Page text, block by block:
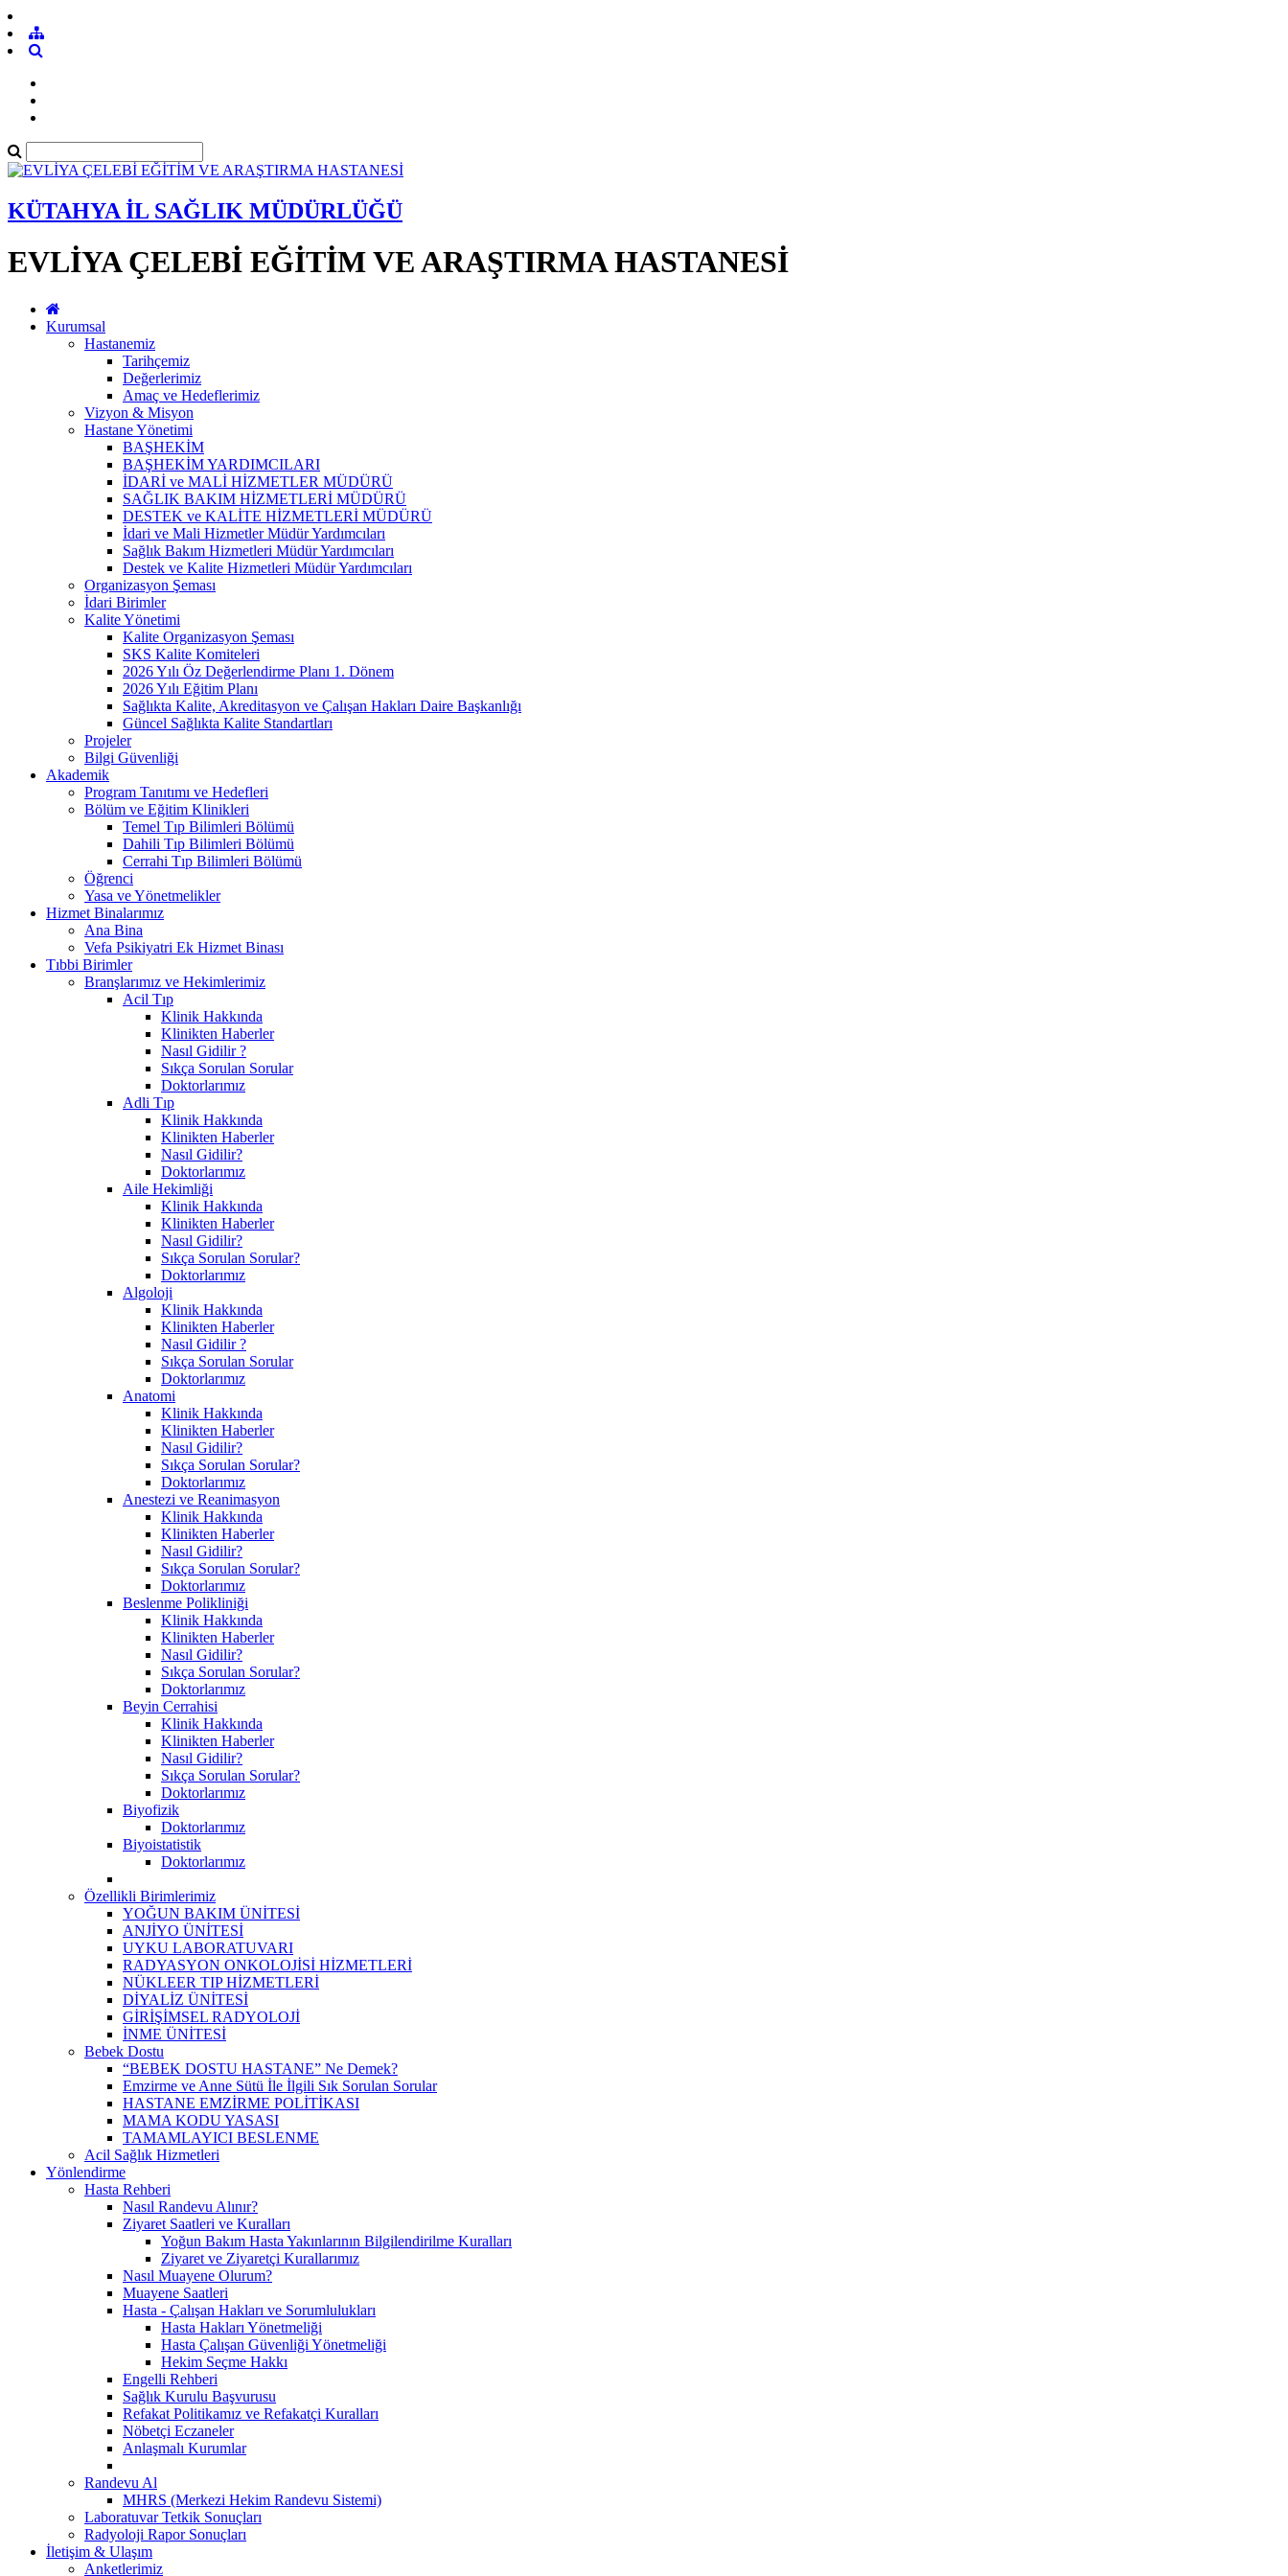
KÜTAHYA İL SAĞLIK MÜDÜRLÜĞÜ
EVLİYA ÇELEBİ EĞİTİM VE ARAŞTIRMA HASTANESİ
Kurumsal
Hastanemiz
Tarihçemiz
Değerlerimiz
Amaç ve Hedeflerimiz
Vizyon & Misyon
Hastane Yönetimi
BAŞHEKİM
BAŞHEKİM YARDIMCILARI
İDARİ ve MALİ HİZMETLER MÜDÜRÜ
SAĞLIK BAKIM HİZMETLERİ MÜDÜRÜ
DESTEK ve KALİTE HİZMETLERİ MÜDÜRÜ
İdari ve Mali Hizmetler Müdür Yardımcıları
Sağlık Bakım Hizmetleri Müdür Yardımcıları
Destek ve Kalite Hizmetleri Müdür Yardımcıları
Organizasyon Şeması
İdari Birimler
Kalite Yönetimi
Kalite Organizasyon Şeması
SKS Kalite Komiteleri
2026 Yılı Öz Değerlendirme Planı 1. Dönem
2026 Yılı Eğitim Planı
Sağlıkta Kalite, Akreditasyon ve Çalışan Hakları Daire Başkanlığı
Güncel Sağlıkta Kalite Standartları
Projeler
Bilgi Güvenliği
Akademik
Program Tanıtımı ve Hedefleri
Bölüm ve Eğitim Klinikleri
Temel Tıp Bilimleri Bölümü
Dahili Tıp Bilimleri Bölümü
Cerrahi Tıp Bilimleri Bölümü
Öğrenci
Yasa ve Yönetmelikler
Hizmet Binalarımız
Ana Bina
Vefa Psikiyatri Ek Hizmet Binası
Tıbbi Birimler
Branşlarımız ve Hekimlerimiz
Acil Tıp
Klinik Hakkında
Klinikten Haberler
Nasıl Gidilir ?
Sıkça Sorulan Sorular
Doktorlarımız
Adli Tıp
Klinik Hakkında
Klinikten Haberler
Nasıl Gidilir?
Doktorlarımız
Aile Hekimliği
Klinik Hakkında
Klinikten Haberler
Nasıl Gidilir?
Sıkça Sorulan Sorular?
Doktorlarımız
Algoloji
Klinik Hakkında
Klinikten Haberler
Nasıl Gidilir ?
Sıkça Sorulan Sorular
Doktorlarımız
Anatomi
Klinik Hakkında
Klinikten Haberler
Nasıl Gidilir?
Sıkça Sorulan Sorular?
Doktorlarımız
Anestezi ve Reanimasyon
Klinik Hakkında
Klinikten Haberler
Nasıl Gidilir?
Sıkça Sorulan Sorular?
Doktorlarımız
Beslenme Polikliniği
Klinik Hakkında
Klinikten Haberler
Nasıl Gidilir?
Sıkça Sorulan Sorular?
Doktorlarımız
Beyin Cerrahisi
Klinik Hakkında
Klinikten Haberler
Nasıl Gidilir?
Sıkça Sorulan Sorular?
Doktorlarımız
Biyofizik
Doktorlarımız
Biyoistatistik
Doktorlarımız
Özellikli Birimlerimiz
YOĞUN BAKIM ÜNİTESİ
ANJİYO ÜNİTESİ
UYKU LABORATUVARI
RADYASYON ONKOLOJİSİ HİZMETLERİ
NÜKLEER TIP HİZMETLERİ
DİYALİZ ÜNİTESİ
GİRİŞİMSEL RADYOLOJİ
İNME ÜNİTESİ
Bebek Dostu
“BEBEK DOSTU HASTANE” Ne Demek?
Emzirme ve Anne Sütü İle İlgili Sık Sorulan Sorular
HASTANE EMZİRME POLİTİKASI
MAMA KODU YASASI
TAMAMLAYICI BESLENME
Acil Sağlık Hizmetleri
Yönlendirme
Hasta Rehberi
Nasıl Randevu Alınır?
Ziyaret Saatleri ve Kuralları
Yoğun Bakım Hasta Yakınlarının Bilgilendirilme Kuralları
Ziyaret ve Ziyaretçi Kurallarımız
Nasıl Muayene Olurum?
Muayene Saatleri
Hasta - Çalışan Hakları ve Sorumlulukları
Hasta Hakları Yönetmeliği
Hasta Çalışan Güvenliği Yönetmeliği
Hekim Seçme Hakkı
Engelli Rehberi
Sağlık Kurulu Başvurusu
Refakat Politikamız ve Refakatçi Kuralları
Nöbetçi Eczaneler
Anlaşmalı Kurumlar
Randevu Al
MHRS (Merkezi Hekim Randevu Sistemi)
Laboratuvar Tetkik Sonuçları
Radyoloji Rapor Sonuçları
İletişim & Ulaşım
Anketlerimiz